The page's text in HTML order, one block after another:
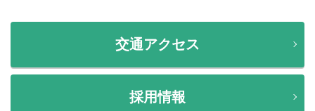
交通アクセス
採用情報